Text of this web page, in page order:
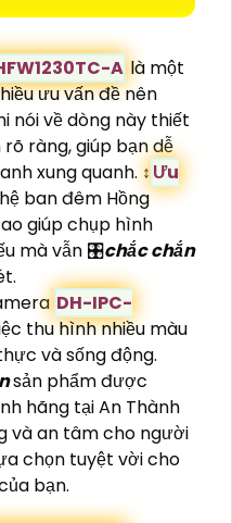
A là một
ưu vấn đề nên
nói về dòng này thiết
ràng, giúp bạn dễ
xung quanh. ↕️ Ưu
ban đêm Hồng
giúp chụp hình
mà vẫn 🎛chắc chắn
DH-IPC-
thu hình nhiều màu
và sống động.
sản phẩm được
hãng tại An Thành
và an tâm cho người
chọn tuyệt vời cho
bạn.